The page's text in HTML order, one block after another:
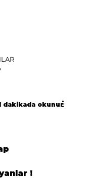
dakikada okunur
!